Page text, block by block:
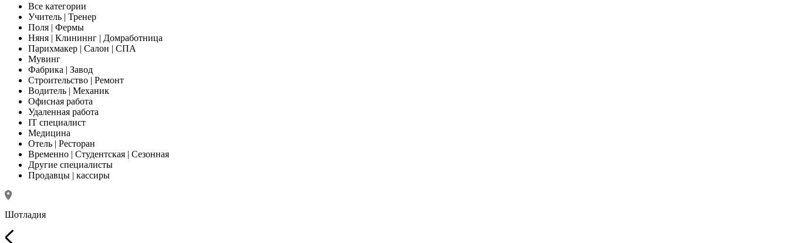
Все категории
Учитель | Тренер
Поля | Фермы
Няня | Клининнг | Домработница
Парихмакер | Салон | СПА
Мувинг
Фабрика | Завод
Строительство | Ремонт
Водитель | Механик
Офисная работа
Удаленная работа
IT специалист
Медицина
Отель | Ресторан
Временно | Студентская | Сезонная
Другие специалисты
Продавцы | кассиры
Шотладия